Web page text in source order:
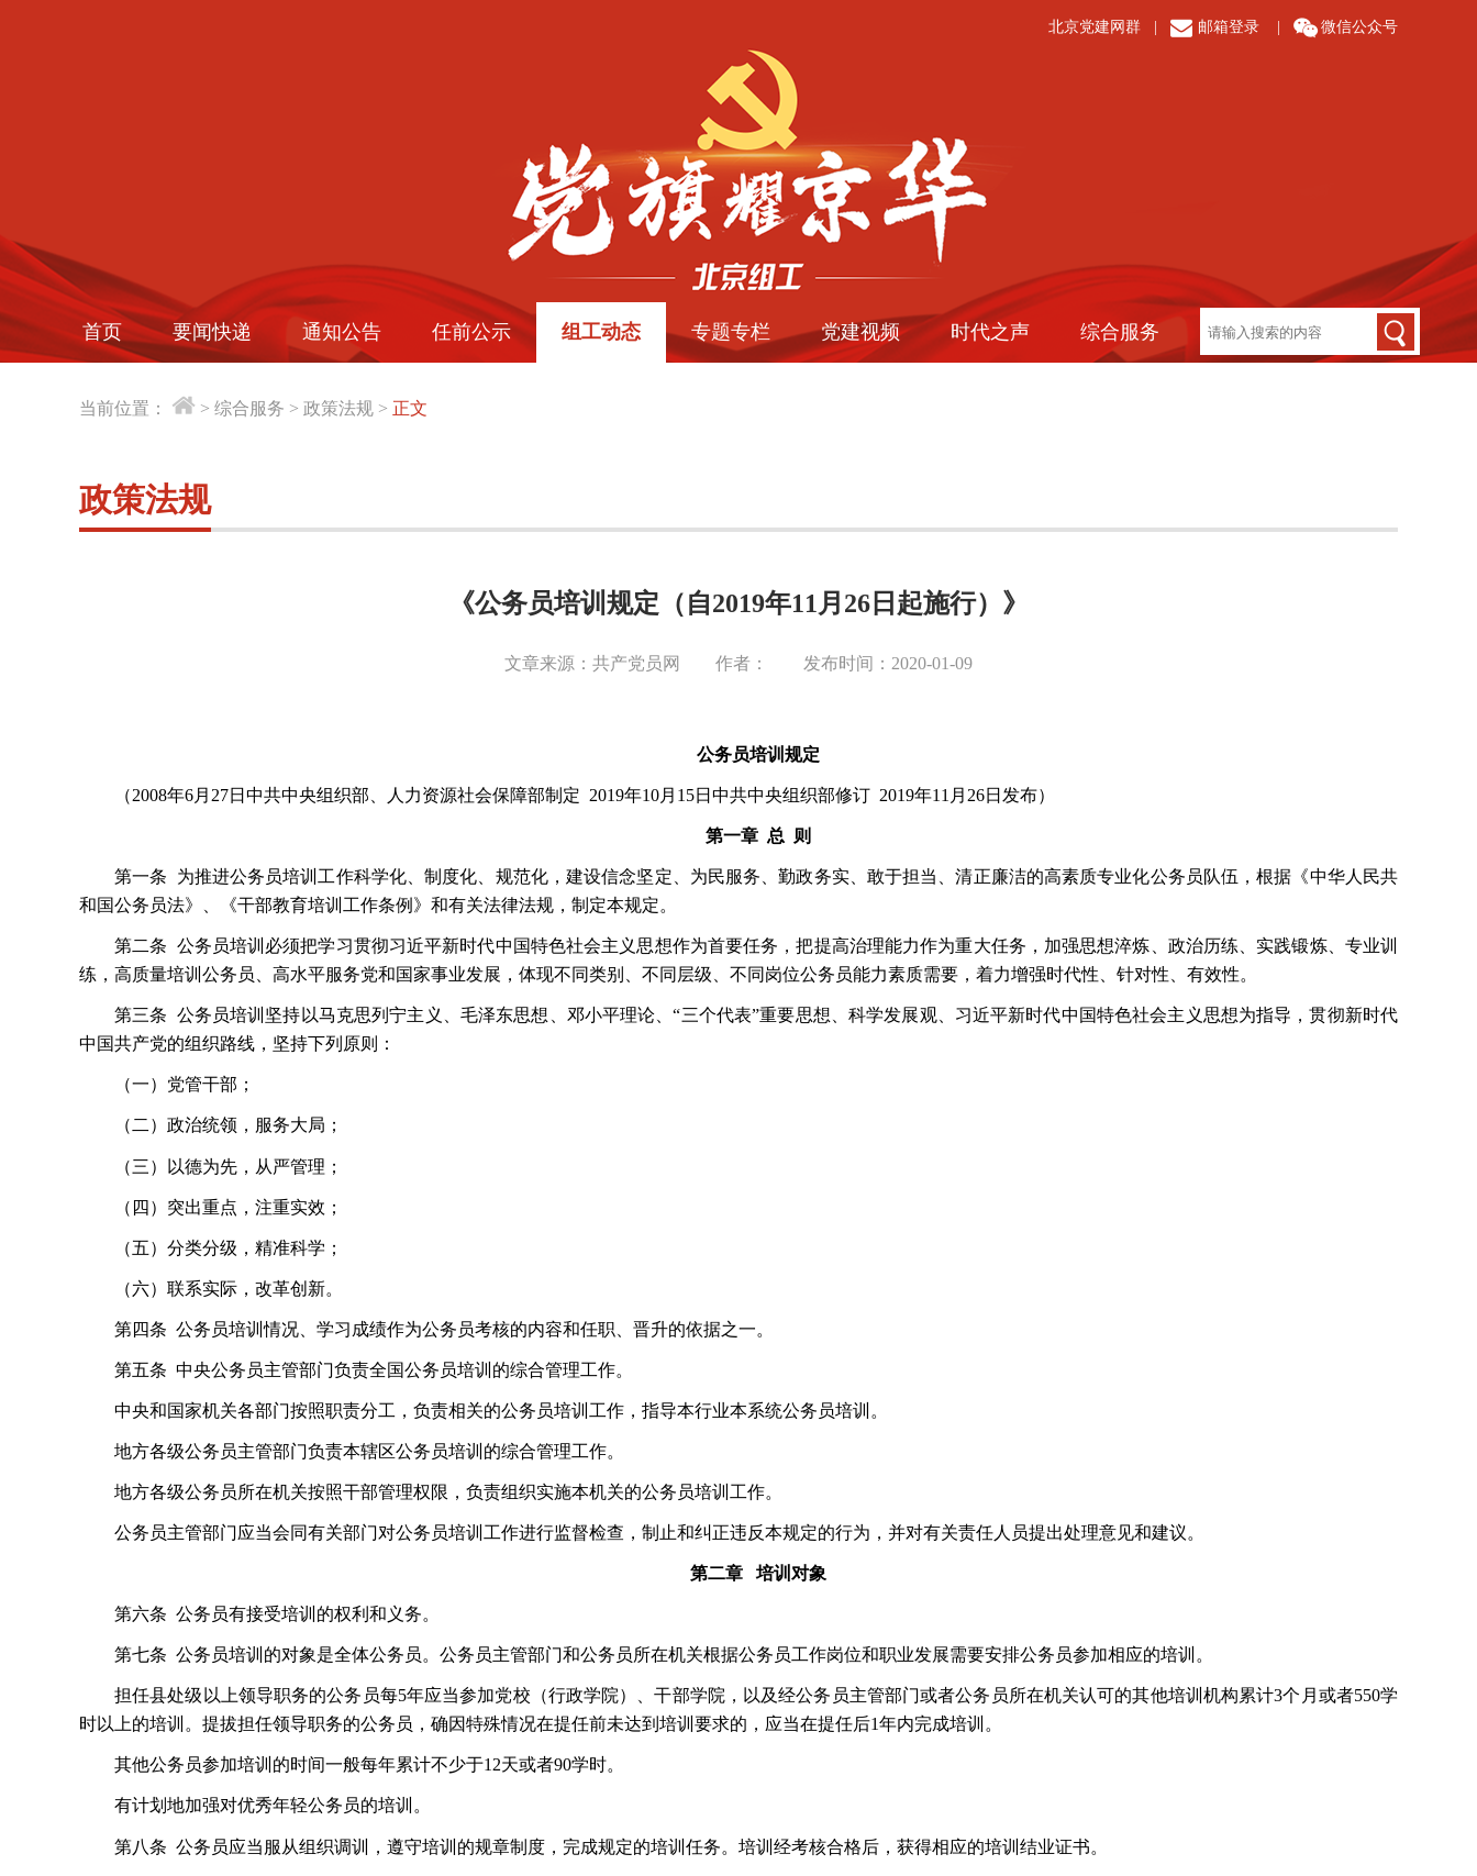
北京党建网群 邮箱登录 微信公众号
首页 要闻快递 通知公告 任前公示 组工动态 专题专栏 党建视频 时代之声 综合服务
当前位置： > 综合服务 > 政策法规 > 正文
政策法规
《公务员培训规定（自2019年11月26日起施行）》
文章来源：共产党员网 作者： 发布时间：2020-01-09
公务员培训规定
（2008年6月27日中共中央组织部、人力资源社会保障部制定 2019年10月15日中共中央组织部修订 2019年11月26日发布）
第一章 总 则
第一条
为推进公务员培训工作科学化、制度化、规范化，建设信念坚定、为民服务、勤政务实、敢于担当、清正廉洁的高素质专业化公务员队伍，根据《中华人民共
和国公务员法》、《干部教育培训工作条例》和有关法律法规，制定本规定。
第二条 公务员培训必须把学习贯彻习近平新时代中国特色社会主义思想作为首要任务，把提高治理能力作为重大任务，加强思想淬炼、政治历练、实践锻炼、专业训
练，高质量培训公务员、高水平服务党和国家事业发展，体现不同类别、不同层级、不同岗位公务员能力素质需要，着力增强时代性、针对性、有效性。
第三条 公务员培训坚持以马克思列宁主义、毛泽东思想、邓小平理论、“三个代表”重要思想、科学发展观、习近平新时代中国特色社会主义思想为指导，贯彻新时代
中国共产党的组织路线，坚持下列原则：
（一）党管干部；
（二）政治统领，服务大局；
（三）以德为先，从严管理；
（四）突出重点，注重实效；
（五）分类分级，精准科学；
（六）联系实际，改革创新。
第四条 公务员培训情况、学习成绩作为公务员考核的内容和任职、晋升的依据之一。
第五条 中央公务员主管部门负责全国公务员培训的综合管理工作。
中央和国家机关各部门按照职责分工，负责相关的公务员培训工作，指导本行业本系统公务员培训。
地方各级公务员主管部门负责本辖区公务员培训的综合管理工作。
地方各级公务员所在机关按照干部管理权限，负责组织实施本机关的公务员培训工作。
公务员主管部门应当会同有关部门对公务员培训工作进行监督检查，制止和纠正违反本规定的行为，并对有关责任人员提出处理意见和建议。
第二章 培训对象
第六条 公务员有接受培训的权利和义务。
第七条 公务员培训的对象是全体公务员。公务员主管部门和公务员所在机关根据公务员工作岗位和职业发展需要安排公务员参加相应的培训。
担任县处级以上领导职务的公务员每5年应当参加党校（行政学院）、干部学院，以及经公务员主管部门或者公务员所在机关认可的其他培训机构累计3个月或者550学
时以上的培训。提拔担任领导职务的公务员，确因特殊情况在提任前未达到培训要求的，应当在提任后1年内完成培训。
其他公务员参加培训的时间一般每年累计不少于12天或者90学时。
有计划地加强对优秀年轻公务员的培训。
第八条 公务员应当服从组织调训，遵守培训的规章制度，完成规定的培训任务。培训经考核合格后，获得相应的培训结业证书。